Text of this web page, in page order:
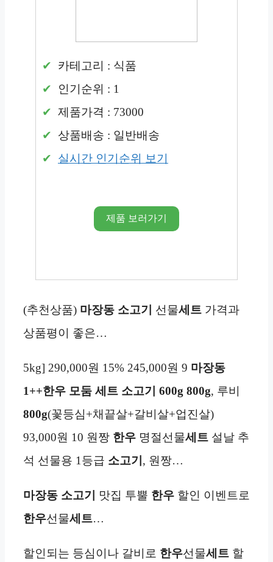
카테고리 : 식품
인기순위 : 1
제품가격 : 73000
상품배송 : 일반배송
실시간 인기순위 보기
제품 보러가기
(추천상품) 마장동 소고기 선물세트 가격과
상품평이 좋은…
5kg] 290,000원 15% 245,000원 9 마장동
1++한우 모둠 세트 소고기 600g 800g, 루비
800g(꽃등심+채끝살+갈비살+업진살)
93,000원 10 원짱 한우 명절선물세트 설날 추
석 선물용 1등급 소고기 , 원짱…
마장동 소고기 맛집 투뿔 한우 할인 이벤트로
한우선물세트…
할인되는 등심이나 갈비로 한우선물세트 할